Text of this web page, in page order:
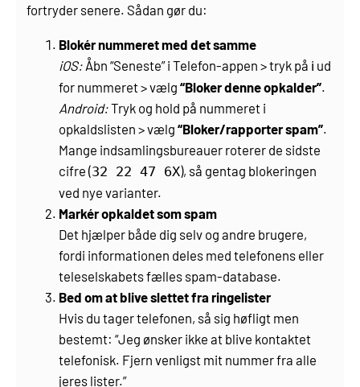
fortryder senere. Sådan gør du:
Blokér nummeret med det samme
iOS: Åbn “Seneste” i Telefon-appen > tryk på ℹ︎ ud
for nummeret > vælg“Bloker denne opkalder”.
Android:Tryk og hold på nummeret i
opkaldslisten > vælg“Bloker/rapporter spam”.
Mange indsamlingsbureauer roterer de sidste
cifre (32 22 47 6X), så gentag blokeringen
ved nye varianter.
Markér opkaldet som spam
Det hjælper både dig selv og andre brugere,
fordi informationen deles med telefonens eller
teleselskabets fælles spam-database.
Bed om at blive slettet fra ringelister
Hvis du tager telefonen, så sig høfligt men
bestemt: “Jeg ønsker ikke at blive kontaktet
telefonisk. Fjern venligst mit nummer fra alle
jeres lister.”